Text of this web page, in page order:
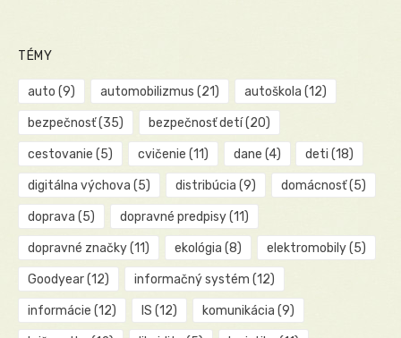
TÉMY
auto (9) automobilizmus (21) autoškola (12)
bezpečnosť(35) bezpečnosť detí(20)
cestovanie (5) cvičenie (11) dane (4) deti (18)
digitálna výchova (5) distribúcia (9) domácnosť(5)
doprava (5) dopravné predpisy(11)
dopravné značky(11) ekológia (8) elektromobily(5)
Goodyear(12) informačný systém (12)
informácie (12) IS (12) komunikácia (9)